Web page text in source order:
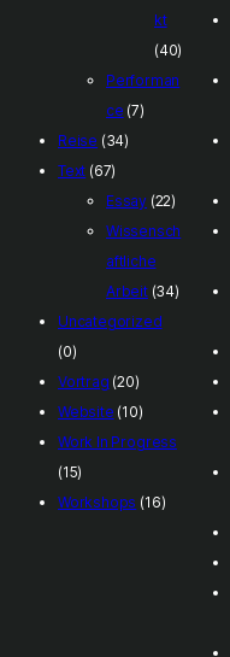
kt
(40)
Performan
ce (7)
Reise (34)
Text (67)
Essay (22)
Wissensch
aftliche
Arbeit(34)
Uncategorized
(0)
Vortrag (20)
Website (10)
Work In Progress
(15)
Workshops (16)